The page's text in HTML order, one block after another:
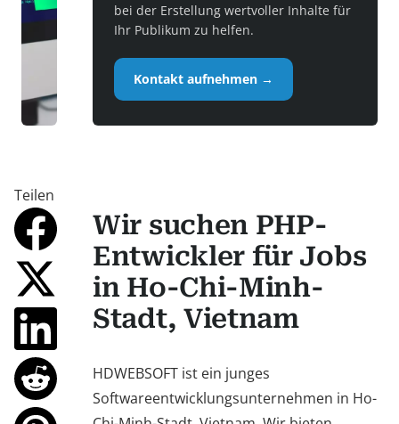
bei der Erstellung wertvoller Inhalte für
Ihr Publikum zu helfen.
Kontakt aufnehmen →
Teilen
Wir suchen PHP-
Entwickler für Jobs
in Ho-Chi-Minh-
Stadt, Vietnam
HDWEBSOFT ist ein junges
Softwareentwicklungsunternehmen in Ho-